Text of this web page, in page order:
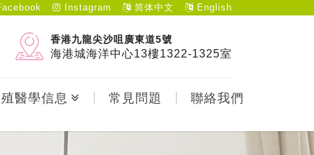
Instagram 简体中文 English
香港九龍尖沙咀廣東道5號
海港城海洋中心13樓1322-1325室
醫學信息 常見問題 聯絡我們